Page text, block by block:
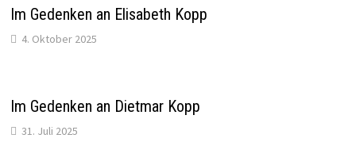
Im Gedenken an Elisabeth Kopp
4. Oktober 2025
Im Gedenken an Dietmar Kopp
31. Juli 2025